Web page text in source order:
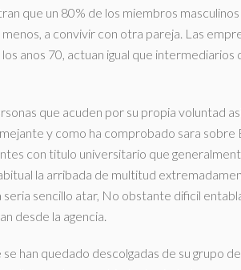
que un 80% de los miembros masculinos
a convivir con otra pareja. Las
anos 70, actuan igual que intermediarios
que acuden por su propia voluntad
y como ha comprobado sara sobre
con titulo universitario que
la arribada de multitud
sencillo atar, No obstante dificil
desde la agencia.
han quedado descolgadas de su grupo